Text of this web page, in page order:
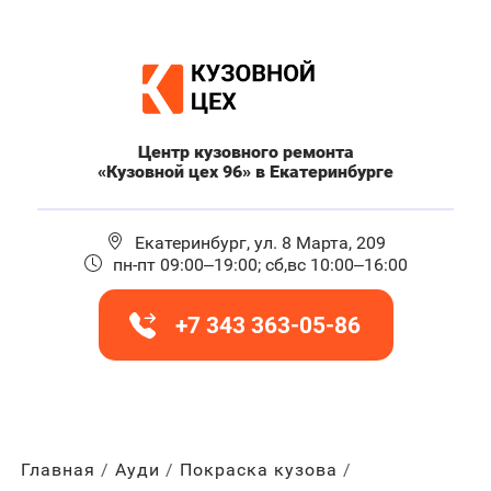
Центр кузовного ремонта
«Кузовной цех 96» в Екатеринбурге
Екатеринбург, ул. 8 Марта, 209
пн-пт 09:00–19:00; сб,вс 10:00–16:00
+7 343 363-05-86
Главная Ауди
Покраска кузова